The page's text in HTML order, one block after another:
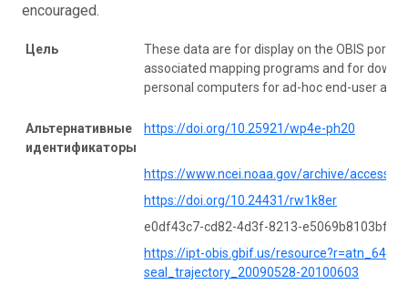
encouraged.
Цель
These data are for display on the OBIS portal
associated mapping programs and for
personal computers for ad-hoc end-user
Альтернативные
идентификаторы
https://doi.org/10.25921/wp4e-ph20
https://www.ncei.noaa.gov/archive/
https://doi.org/10.24431/rw1k8er
e0df43c7-cd82-4d3f-8213-e5069b8103bf
https://ipt-obis.gbif.us/
seal_trajectory_20090528-20100603